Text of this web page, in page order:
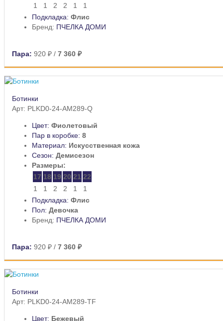
1
1 2 2 1
1
Подкладка: Флис
Бренд: ПЧЕЛКА ДОМИ
Пара: 920 ₽ / 7 360 ₽
Ботинки
Арт: PLKD0-24-AM289-Q
Цвет: Фиолетовый
Пар в коробке: 8
Материал: Искусственная кожа
Сезон: Демисезон
Размеры:
17 18 19 20 21 22
1
1 2 2 1
1
Подкладка: Флис
Пол: Девочка
Бренд: ПЧЕЛКА ДОМИ
Пара: 920 ₽ / 7 360 ₽
Ботинки
Арт: PLKD0-24-AM289-TF
Цвет: Бежевый